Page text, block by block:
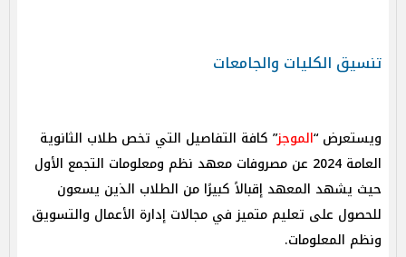
تنسيق الكليات والجامعات
ويستعرض “الموجز” كافة التفاصيل التي تخص طلاب الثانوية
العامة 2024 عن مصروفات معهد نظم ومعلومات التجمع الأول
حيث يشهد المعهد إقبالاً كبيرًا من الطلاب الذين يسعون
للحصول على تعليم متميز في مجالات إدارة الأعمال والتسويق
ونظم المعلومات.